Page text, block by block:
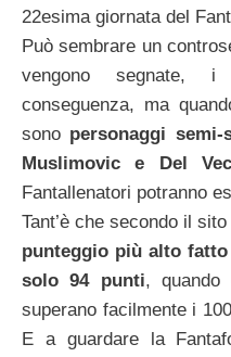
22esima giornata del
Può sembrare un
vengono segnate, i
conseguenza, ma
sono personaggi semi-
Muslimovic e Del
Fantallenatori potranno
Tant’è che secondo il
punteggio più alto
solo 94 punti, quando
superano facilmente i
E a guardare la